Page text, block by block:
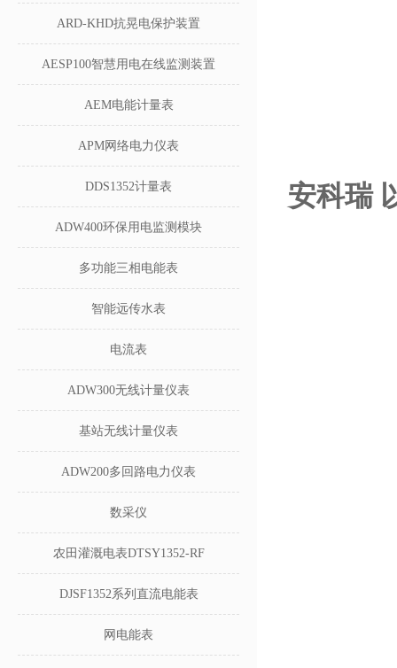
ARD-KHD抗晃电保护装置
AESP100智慧用电在线监测装置
AEM电能计量表
APM网络电力仪表
DDS1352计量表
ADW400环保用电监测模块
多功能三相电能表
智能远传水表
电流表
ADW300无线计量仪表
基站无线计量仪表
ADW200多回路电力仪表
数采仪
农田灌溉电表DTSY1352-RF
DJSF1352系列直流电能表
网电能表
安科瑞